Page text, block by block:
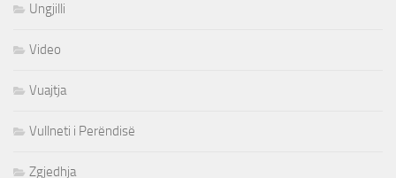
Ungjilli
Video
Vuajtja
Vullneti i Perëndisë
Zgjedhja